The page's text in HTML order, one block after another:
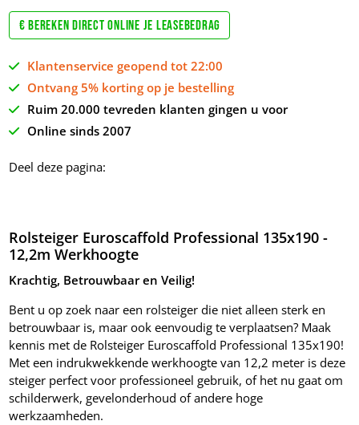
€ Bereken direct online je leasebedrag
Klantenservice geopend tot 22:00
Ontvang 5% korting op je bestelling
Ruim 20.000 tevreden klanten gingen u voor
Online sinds 2007
Deel deze pagina:
Rolsteiger Euroscaffold Professional 135x190 -
12,2m Werkhoogte
Krachtig, Betrouwbaar en Veilig!
Bent u op zoek naar een rolsteiger die niet alleen sterk en
betrouwbaar is, maar ook eenvoudig te verplaatsen? Maak
kennis met de Rolsteiger Euroscaffold Professional 135x190!
Met een indrukwekkende werkhoogte van 12,2 meter is deze
steiger perfect voor professioneel gebruik, of het nu gaat om
schilderwerk, gevelonderhoud of andere hoge
werkzaamheden.